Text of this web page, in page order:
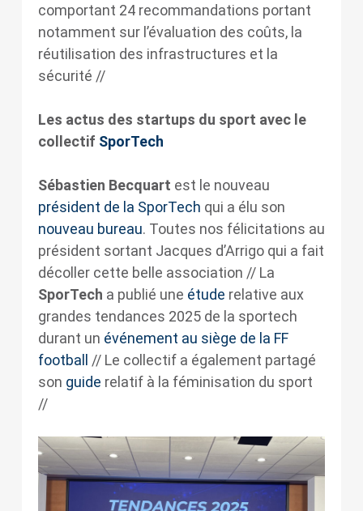
comportant 24 recommandations portant
notamment sur l’évaluation des coûts, la
réutilisation des infrastructures et la
sécurité //
Les actus des startups du sport avec le
collectif SporTech
Sébastien Becquart est le nouveau
président de la SporTech qui a élu son
nouveau bureau. Toutes nos félicitations au
président sortant Jacques d’Arrigo qui a fait
décoller cette belle association // La
SporTech a publié une étude relative aux
grandes tendances 2025 de la sportech
durant un événement au siège de la FF
football // Le collectif a également partagé
son guide relatif à la féminisation du sport
//